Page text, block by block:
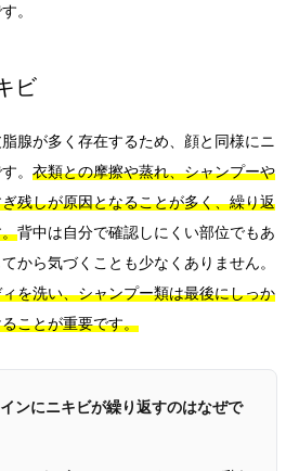
。
ビ
腺が多く存在するため、顔と同様にニ
。 衣類との摩擦や蒸れ、シャンプーや
残しが原因となることが多く、繰り返
背中は自分で確認しにくい部位でもあ
から気づくことも少なくありません。
を洗い、シャンプー類は最後にしっか
ことが重要です。
ンにニキビが繰り返すのはなぜで